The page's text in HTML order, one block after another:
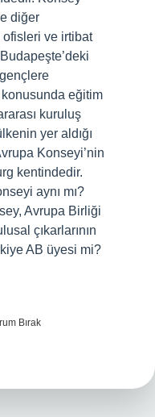
diğer
ofisleri ve irtibat
eğitim
kuruluş
yer aldığı
Konseyi’nin
kentindedir.
aynı mı?
Avrupa Birliği
çıkarlarının
AB üyesi mi?
Bırak